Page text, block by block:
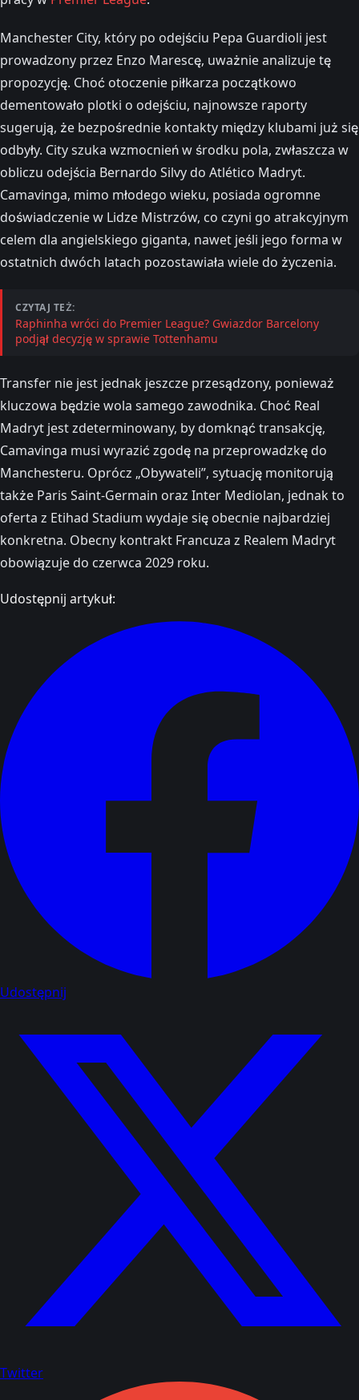
Manchester City, który po odejściu Pepa Guardioli jest
prowadzony przez Enzo Marescę, uważnie analizuje tę
propozycję. Choć otoczenie piłkarza początkowo
dementowało plotki o odejściu, najnowsze raporty
sugerują, że bezpośrednie kontakty między klubami już się
odbyły. City szuka wzmocnień w środku pola, zwłaszcza w
obliczu odejścia Bernardo Silvy do Atlético Madryt.
Camavinga, mimo młodego wieku, posiada ogromne
doświadczenie w Lidze Mistrzów, co czyni go atrakcyjnym
celem dla angielskiego giganta, nawet jeśli jego forma w
ostatnich dwóch latach pozostawiała wiele do życzenia.
CZYTAJ TEŻ:
Raphinha wróci do Premier League? Gwiazdor Barcelony
podjął decyzję w sprawie Tottenhamu
Transfer nie jest jednak jeszcze przesądzony, ponieważ
kluczowa będzie wola samego zawodnika. Choć Real
Madryt jest zdeterminowany, by domknąć transakcję,
Camavinga musi wyrazić zgodę na przeprowadzkę do
Manchesteru. Oprócz „Obywateli”, sytuację monitorują
także Paris Saint-Germain oraz Inter Mediolan, jednak to
oferta z Etihad Stadium wydaje się obecnie najbardziej
konkretna. Obecny kontrakt Francuza z Realem Madryt
obowiązuje do czerwca 2029 roku.
Udostępnij artykuł:
Udostępnij
Twitter